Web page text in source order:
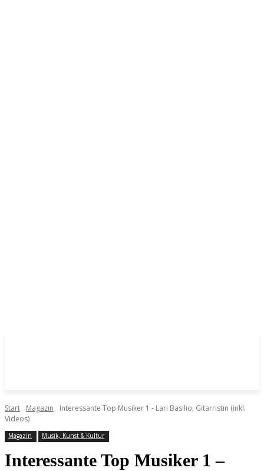
Start Magazin
Interessante Top Musiker 1 - Lari Basilio, Gitarristin (inkl.
Videos)
Magazin Musik, Kunst & Kultur
Interessante Top Musiker 1 –